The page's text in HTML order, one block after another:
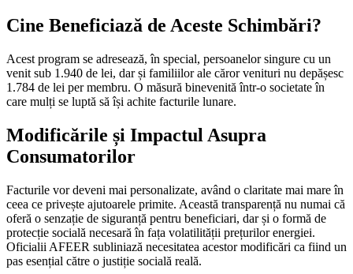
Cine Beneficiază de Aceste Schimbări?
Acest program se adresează, în special, persoanelor singure cu un
venit sub 1.940 de lei, dar și familiilor ale căror venituri nu depășesc
1.784 de lei per membru. O măsură binevenită într-o societate în
care mulți se luptă să își achite facturile lunare.
Modificările și Impactul Asupra
Consumatorilor
Facturile vor deveni mai personalizate, având o claritate mai mare în
ceea ce privește ajutoarele primite. Această transparență nu numai că
oferă o senzație de siguranță pentru beneficiari, dar și o formă de
protecție socială necesară în fața volatilității prețurilor energiei.
Oficialii AFEER subliniază necesitatea acestor modificări ca fiind un
pas esențial către o justiție socială reală.